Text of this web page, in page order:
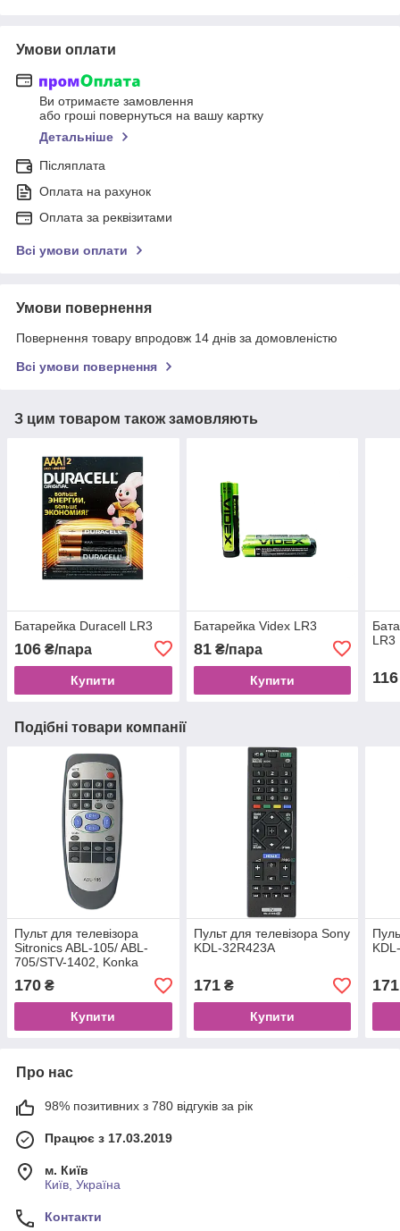
Умови оплати
Ви отримаєте замовлення
або гроші повернуться на вашу картку
Детальніше
Післяплата
Оплата на рахунок
Оплата за реквізитами
Всі умови оплати
Умови повернення
Повернення товару впродовж 14 днів за домовленістю
Всі умови повернення
З цим товаром також замовляють
Батарейка Duracell LR3
106 ₴/пара
Купити
Батарейка Videx LR3
81₴/пара
Купити
LR3
116
Подібні товари компанії
Пульт для телевізора
Sitronics ABL-105/ ABL-
705/STV-1402, Konka
52H8, CHINA XU-5251C-N
170 ₴
Купити
Пульт для телевізора Sony
KDL-32R423A
171₴
Купити
171
Про нас
98% позитивних з 780 відгуків за рік
Працює з 17.03.2019
м. Київ
Київ, Україна
Контакти